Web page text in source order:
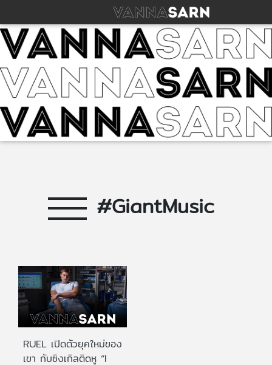
#GiantMusic
RUEL เปิดตัวยุคใหม่ของ
เขา กับซิงเกิลติดหู “I